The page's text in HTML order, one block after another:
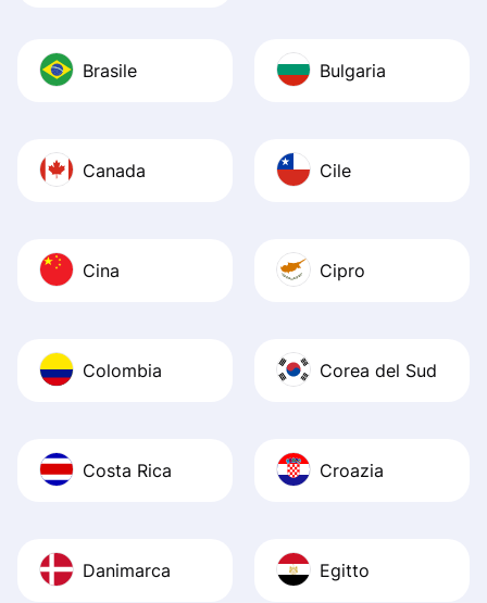
Brasile Bulgaria
Canada Cile
Cina Cipro
Colombia Corea del Sud
Costa Rica Croazia
Danimarca Egitto